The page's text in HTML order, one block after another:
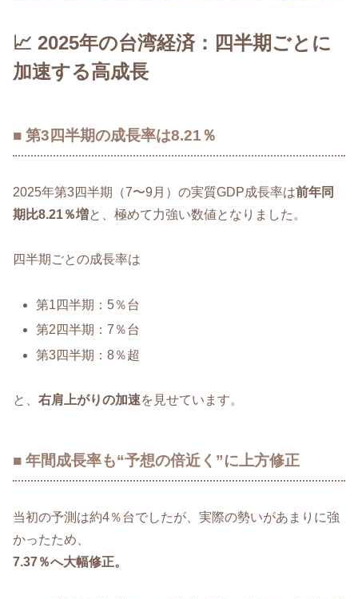
📈 2025年の台湾経済：四半期ごとに
加速する高成長
■ 第3四半期の成長率は8.21％
2025年第3四半期（7〜9月）の実質GDP成長率は前年同
期比8.21％増と、極めて力強い数値となりました。
四半期ごとの成長率は
第1四半期：5％台
第2四半期：7％台
第3四半期：8％超
と、 右肩上がりの加速を見せています。
■ 年間成長率も“予想の倍近く”に上方修正
当初の予測は約4％台でしたが、実際の勢いがあまりに強
かったため、
7.37％へ大幅修正。